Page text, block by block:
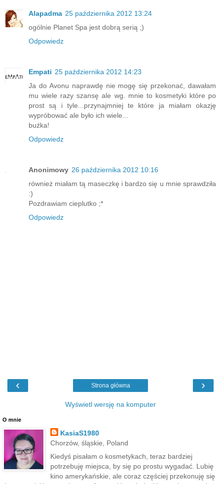
Alapadma 25 października 2012 13:24
ogólnie Planet Spa jest dobrą serią ;)
Odpowiedz
Empati 25 października 2012 14:23
Ja do Avonu naprawdę nie mogę się przekonać, dawałam
mu wiele razy szansę ale wg. mnie to kosmetyki które po
prost są i tyle...przynajmniej te które ja miałam okazję
wypróbować ale było ich wiele...
buźka!
Odpowiedz
Anonimowy 26 października 2012 10:16
również miałam tą maseczkę i bardzo się u mnie sprawdziła
:)
Pozdrawiam cieplutko ;*
Odpowiedz
‹ ›
Strona główna
Wyświetl wersję na komputer
O mnie
KasiaS1980
Chorzów, śląskie, Poland
Kiedyś pisałam o kosmetykach, teraz bardziej
potrzebuję miejsca, by się po prostu wygadać. Lubię
kino amerykańskie, ale coraz częściej przekonuję się